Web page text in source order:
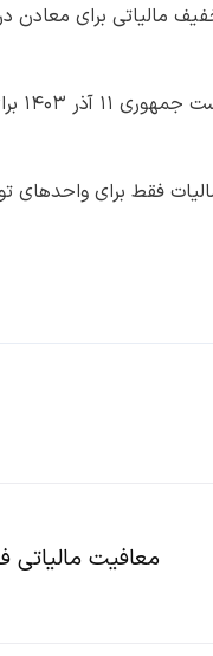
بودجه ۱۴۰۳ که هیچ گونه تخفیف
به
فقط برای واحدهای
معافیت مالیاتی